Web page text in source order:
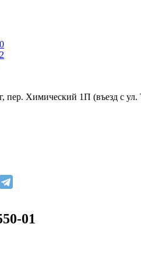
пер. Химический 1П (въезд с
01